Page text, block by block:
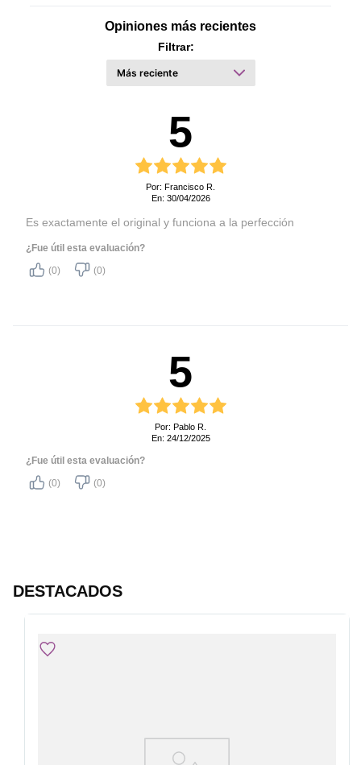
Opiniones más recientes
Filtrar:
5
Por: Francisco R.
En: 30/04/2026
Es exactamente el original y funciona a la perfección
¿Fue útil esta evaluación?
(0)
(0)
5
Por: Pablo R.
En: 24/12/2025
¿Fue útil esta evaluación?
(0)
(0)
DESTACADOS